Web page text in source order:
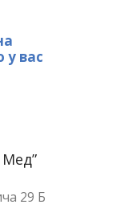
у вас
29 Б